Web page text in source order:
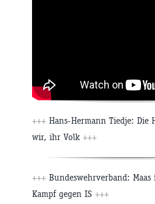
+++ Hans-Hermann Tiedje: Die
wir, ihr Volk +++
+++ Bundeswehrverband:
Kampf gegen IS +++